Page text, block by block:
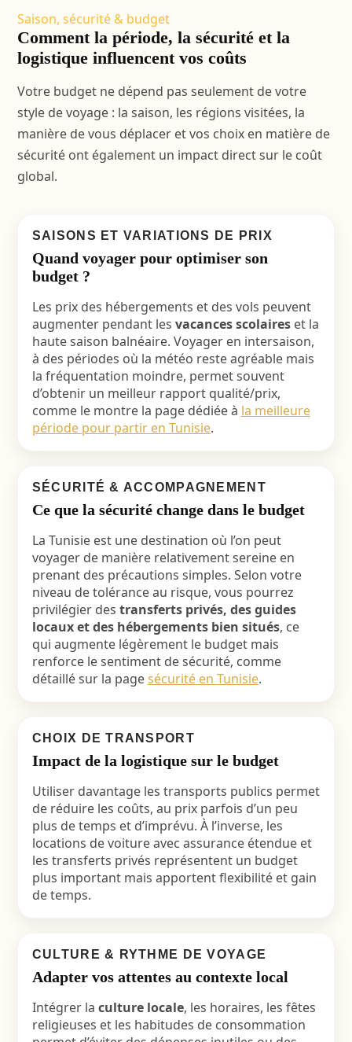
Saison, sécurité & budget
Comment la période, la sécurité et la
logistique influencent vos coûts
Votre budget ne dépend pas seulement de votre
style de voyage : la saison, les régions visitées, la
manière de vous déplacer et vos choix en matière de
sécurité ont également un impact direct sur le coût
global.
SAISONS ET VARIATIONS DE PRIX
Quand voyager pour optimiser son
budget ?
Les prix des hébergements et des vols peuvent
augmenter pendant les vacances scolaireset la
haute saison balnéaire. Voyager en intersaison,
à des périodes où la météo reste agréable mais
la fréquentation moindre, permet souvent
d’obtenir un meilleur rapport qualité/prix,
comme le montre la page dédiée à la meilleure
période pour partir en Tunisie.
SÉCURITÉ & ACCOMPAGNEMENT
Ce que la sécurité change dans le budget
La Tunisie est une destination où l’on peut
voyager de manière relativement sereine en
prenant des précautions simples. Selon votre
niveau de tolérance au risque, vous pourrez
privilégier des transferts privés, des guides
locaux et des hébergements bien situés, ce
qui augmente légèrement le budget mais
renforce le sentiment de sécurité, comme
détaillé sur la pagesécurité en Tunisie.
CHOIX DE TRANSPORT
Impact de la logistique sur le budget
Utiliser davantage les transports publics permet
de réduire les coûts, au prix parfois d’un peu
plus de temps et d’imprévu. À l’inverse, les
locations de voiture avec assurance étendue et
les transferts privés représentent un budget
plus important mais apportent flexibilité et gain
de temps.
CULTURE & RYTHME DE VOYAGE
Adapter vos attentes au contexte local
Intégrer la culture locale, les horaires, les fêtes
religieuses et les habitudes de consommation